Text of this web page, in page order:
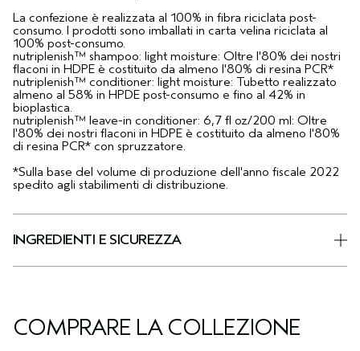
La confezione è realizzata al 100% in fibra riciclata post-
consumo. I prodotti sono imballati in carta velina riciclata al
100% post-consumo.
nutriplenish™ shampoo: light moisture: Oltre l'80% dei nostri
flaconi in HDPE è costituito da almeno l'80% di resina PCR*
nutriplenish™ conditioner: light moisture: Tubetto realizzato
almeno al 58% in HPDE post-consumo e fino al 42% in
bioplastica.
nutriplenish™ leave-in conditioner: 6,7 fl oz/200 ml: Oltre
l'80% dei nostri flaconi in HDPE è costituito da almeno l'80%
di resina PCR* con spruzzatore.
*Sulla base del volume di produzione dell'anno fiscale 2022
spedito agli stabilimenti di distribuzione.
INGREDIENTI E SICUREZZA
COMPRARE LA COLLEZIONE